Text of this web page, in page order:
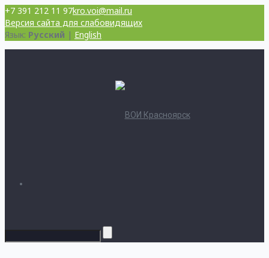
+7 391 212 11 97kro.voi@mail.ru
Версия сайта для слабовидящих
Язык: Русский | English